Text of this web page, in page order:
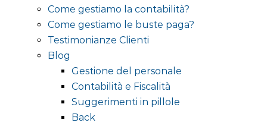
Come gestiamo la contabilità?
Come gestiamo le buste paga?
Testimonianze Clienti
Blog
Gestione del personale
Contabilità e Fiscalità
Suggerimenti in pillole
Back